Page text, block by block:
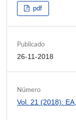
pdf
Publicado
26-11-2018
Número
Vol. 21 (2018):